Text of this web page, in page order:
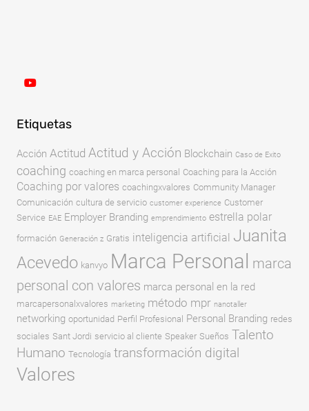
Etiquetas
Acción Actitud Actitud y Acción Blockchain Caso de Exito
coaching coaching en marca personal Coaching para la Acción
Coaching por valores coachingxvalores Community Manager
Comunicación cultura de servicio customer experience Customer
Service EAE Employer Branding emprendimiento estrella polar
formación Generación z Gratis inteligencia artificial Juanita
Acevedo kanvyo Marca Personal marca
personal con valores marca personal en la red
marcapersonalxvalores marketing método mpr nanotaller
networking oportunidad Perfil Profesional Personal Branding redes
sociales Sant Jordi servicio al cliente Speaker Sueños Talento
Humano Tecnología transformación digital
Valores